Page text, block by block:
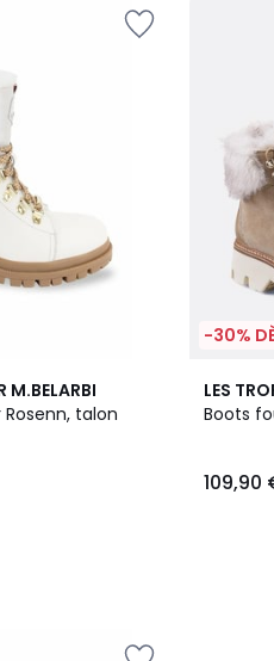
M.BELARBI
talon
-30%
LES
Boots
109,90